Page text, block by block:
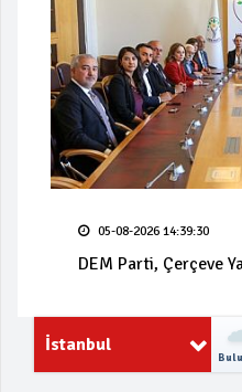
05-08-2026 14:39:30
DEM Parti, Çerçeve
İstanbul